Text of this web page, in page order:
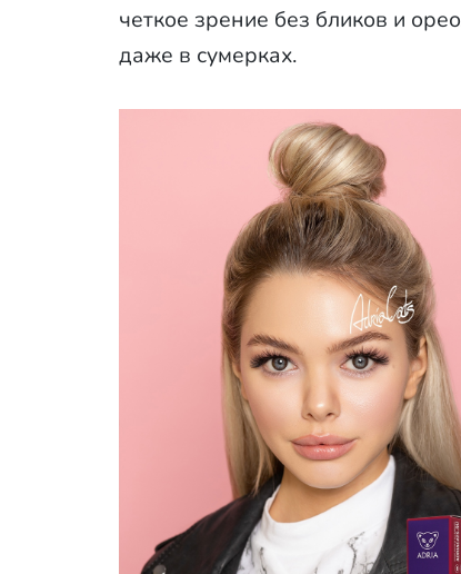
четкое зрение без бликов и
даже в сумерках.